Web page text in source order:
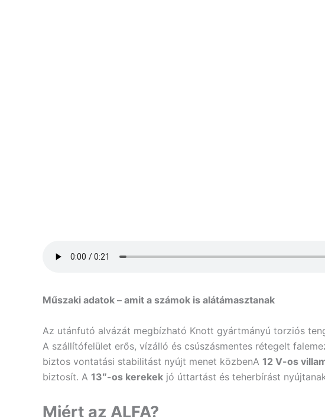
Műszaki adatok – amit a számok is alátámasztanak
Az utánfutó alvázát megbízható Knott gyártmányú torziós
A szállítófelület erős, vízálló és csúszásmentes rétegelt
biztos vontatási stabilitást nyújt menet közbenA 12 V-os
biztosít. A 13″-os kerekek jó úttartást és teherbírást
Miért az ALFA?